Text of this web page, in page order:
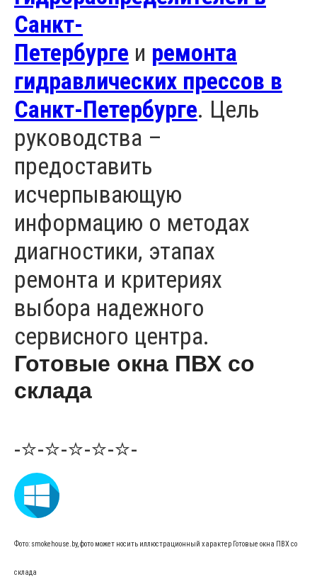
Санкт-
Петербурге и ремонта
гидравлических прессов в
Санкт-Петербурге. Цель
руководства –
предоставить
исчерпывающую
информацию о методах
диагностики, этапах
ремонта и критериях
выбора надежного
сервисного центра.
Готовые окна ПВХ со
склада
-⭐-⭐-⭐-⭐-⭐-
Фото: smokehouse.by, фото может носить иллюстрационный характер Готовые окна ПВХ со
склада